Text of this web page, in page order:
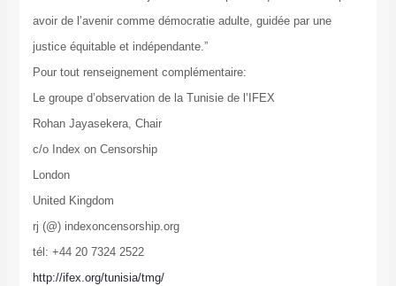
avoir de l’avenir comme démocratie adulte, guidée par une
justice équitable et indépendante.”
Pour tout renseignement complémentaire:
Le groupe d’observation de la Tunisie de l’IFEX
Rohan Jayasekera, Chair
c/o Index on Censorship
London
United Kingdom
rj (@) indexoncensorship.org
tél: +44 20 7324 2522
http://ifex.org/tunisia/tmg/